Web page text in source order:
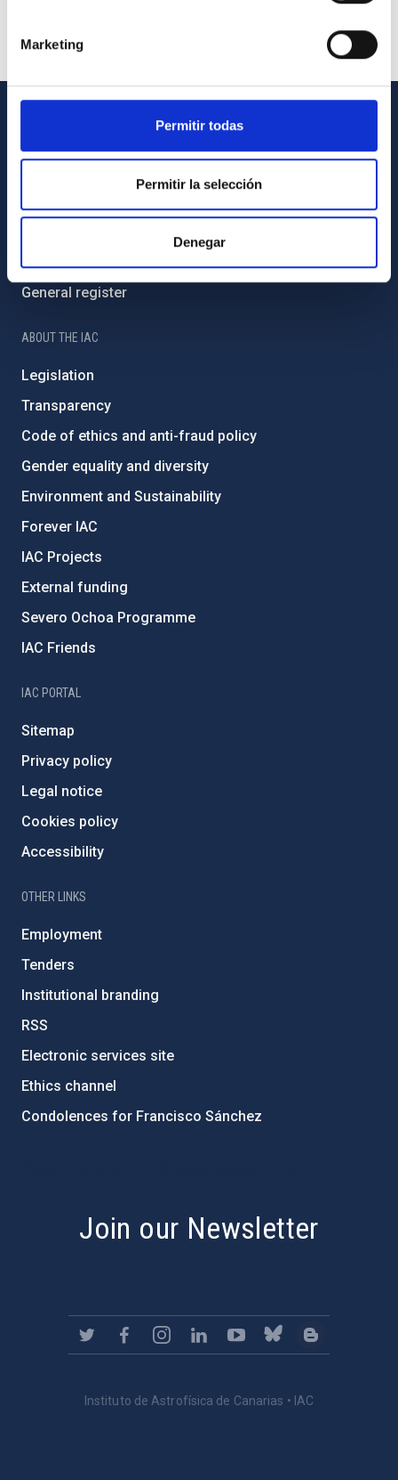
Marketing
Permitir todas
Permitir la selección
Denegar
Library
General register
ABOUT THE IAC
Legislation
Transparency
Code of ethics and anti-fraud policy
Gender equality and diversity
Environment and Sustainability
Forever IAC
IAC Projects
External funding
Severo Ochoa Programme
IAC Friends
IAC PORTAL
Sitemap
Privacy policy
Legal notice
Cookies policy
Accessibility
OTHER LINKS
Employment
Tenders
Institutional branding
RSS
Electronic services site
Ethics channel
Condolences for Francisco Sánchez
Join our Newsletter
Instituto de Astrofísica de Canarias • IAC